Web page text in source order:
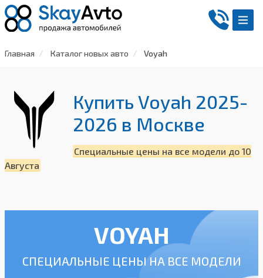
Главная Каталог новых авто Voyah
Купить Voyah 2025-
2026 в Москве
Специальные цены на все модели до 10
Августа
VOYAH
СПЕЦИАЛЬНЫЕ ЦЕНЫ НА ВСЕ МОДЕЛИ